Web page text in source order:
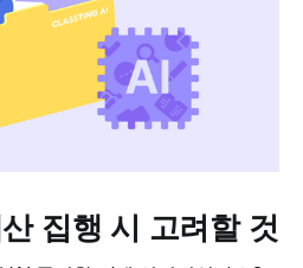
집행 시 고려할 것